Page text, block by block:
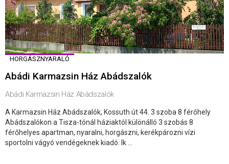
HORGÁSZNYARALÓ
Abádi Karmazsin Ház Abádszalók
Abádi Karmazsin Ház Abádszalók
A Karmazsin Ház Abádszalók, Kossuth út 44. 3 szoba 8 férőhely
Abádszalókon a Tisza-tónál háziaktól különálló 3 szobás 8
férőhelyes apartman, nyaralni, horgászni, kerékpározni vízi
sportolni vágyó vendégeknek kiadó. Ik ...